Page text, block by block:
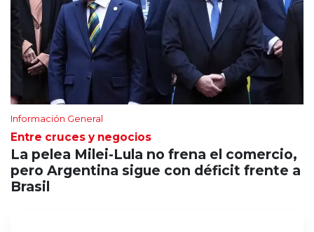
Información General
Entre cruces y negocios
La pelea Milei-Lula no frena el comercio,
pero Argentina sigue con déficit frente a
Brasil